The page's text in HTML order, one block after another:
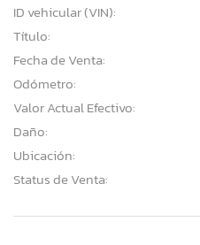
ID vehicular (VIN):
Título:
Fecha de Venta:
Odómetro:
Valor Actual Efectivo:
Daño:
Ubicación:
Status de Venta: